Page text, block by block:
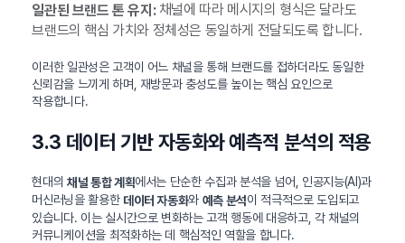
일관된 브랜드 톤 유지:채널에 따라 메시지의 형식은 달라도
브랜드의 핵심 가치와 정체성은 동일하게 전달되도록 합니다.
이러한 일관성은 고객이 어느 채널을 통해 브랜드를 접하더라도 동일한
신뢰감을 느끼게 하며, 재방문과 충성도를 높이는 핵심 요인으로
작용합니다.
3.3 데이터 기반 자동화와 예측적 분석의 적용
현대의 채널 통합 계획에서는 단순한 수집과 분석을 넘어, 인공지능(AI)과
머신러닝을 활용한 데이터 자동화와 예측 분석이 적극적으로 도입되고
있습니다. 이는 실시간으로 변화하는 고객 행동에 대응하고, 각 채널의
커뮤니케이션을 최적화하는 데 핵심적인 역할을 합니다.